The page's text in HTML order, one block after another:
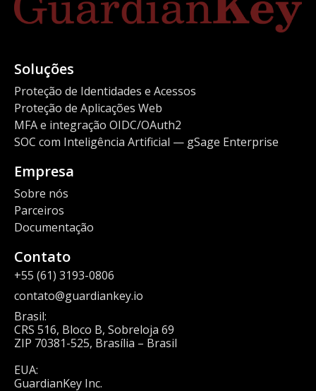
Soluções
Proteção de Identidades e Acessos
Proteção de Aplicações Web
MFA e integração OIDC/OAuth2
SOC com Inteligência Artificial — gSage Enterprise
Empresa
Sobre nós
Parceiros
Documentação
Contato
+55 (61) 3193-0806
contato@guardiankey.io
Brasil:
CRS 516, Bloco B, Sobreloja 69
ZIP 70381-525, Brasília – Brasil
EUA:
GuardianKey Inc.